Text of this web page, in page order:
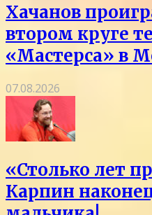
Хачанов
втором круге
«Мастерса» в
07.08.2026
«Столько лет
Карпин